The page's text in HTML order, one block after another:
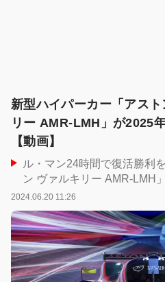
新型ハイパーカー「アス
リー AMR-LMH」が2025
【動画】
ル・マン24時間で復活勝利
ン ヴァルキリー AMR-LMH」
2024.06.20 11:26